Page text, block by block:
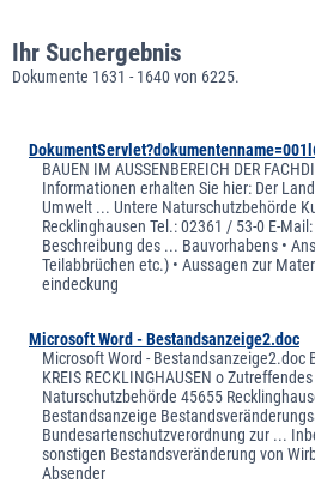
Ihr Suchergebnis
Dokumente 1631 - 1640 von 6225.
BAUEN IM AUSSENBEREICH DER
Informationen erhalten Sie hier: Der
Umwelt ... Untere Naturschutzbehörde
Recklinghausen Tel.: 02361 / 53-0 E-
Beschreibung des ... Bauvorhabens •
Teilabbrüchen etc.) • Aussagen zur
eindeckung
Microsoft Word - Bestandsanzeige2.doc
Microsoft Word -
KREIS RECKLINGHAUSEN o
Naturschutzbehörde 45655
Bestandsanzeige
Bundesartenschutzverordnung zur ...
sonstigen Bestandsveränderung von
Absender